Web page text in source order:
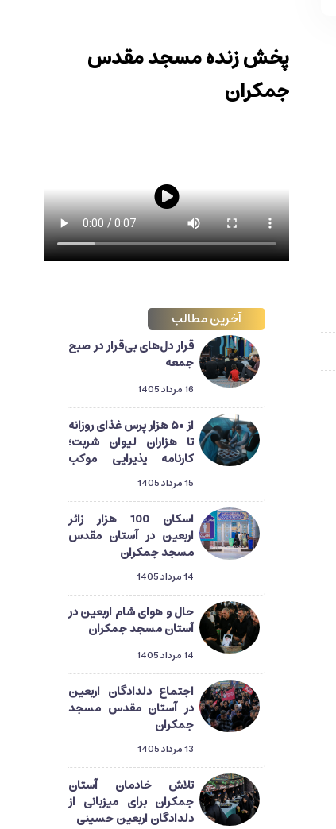
پخش زنده مسجد مقدس
جمکران
آخرین مطالب
قرار دل‌های بی‌قرار در صبح
جمعه
16 مرداد 1405
از ۵۰ هزار پرس غذای روزانه
تا هزاران لیوان شربت؛
کارنامه پذیرایی موکب
آستان مسجد جمکران از
زائران اربعین
15 مرداد 1405
اسکان 100 هزار زائر
اربعین در آستان مقدس
مسجد جمکران
14 مرداد 1405
حال و هوای شام اربعین در
آستان مسجد جمکران
14 مرداد 1405
اجتماع دلدادگان اربعین
در آستان مقدس مسجد
جمکران
13 مرداد 1405
تلاش خادمان آستان
جمکران برای میزبانی از
دلدادگان اربعین حسینی